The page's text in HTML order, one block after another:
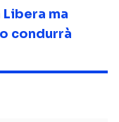
ma
condurrà